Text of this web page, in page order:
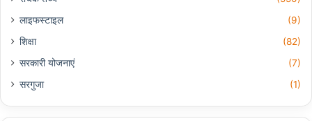
लाइफस्टाइल
(9)
शिक्षा
(82)
सरकारी योजनाएं
(7)
सरगुजा
(1)